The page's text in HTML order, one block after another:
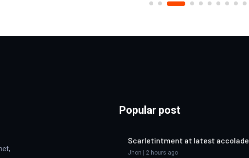
Popular post
Scarletintment at latest accolade
Jhon | 2 hours ago